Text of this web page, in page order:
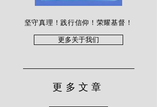
坚守真理！践行信仰！荣耀基督！
更多关于我们
更多文章